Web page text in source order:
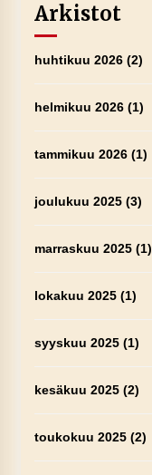
Arkistot
huhtikuu 2026(2)
helmikuu 2026(1)
tammikuu 2026(1)
joulukuu 2025(3)
marraskuu 2025(1)
lokakuu 2025(1)
syyskuu 2025(1)
kesäkuu 2025(2)
toukokuu 2025(2)